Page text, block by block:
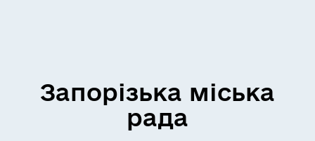
Запорізька міська
рада